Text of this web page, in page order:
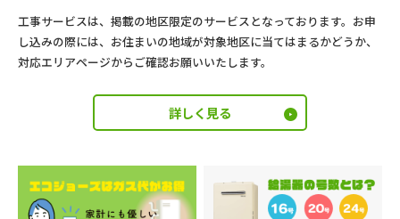
工事サービスは、掲載の地区限定のサービスとなっております。お申
し込みの際には、お住まいの地域が対象地区に当てはまるかどうか、
対応エリアページからご確認お願いいたします。
詳しく見る